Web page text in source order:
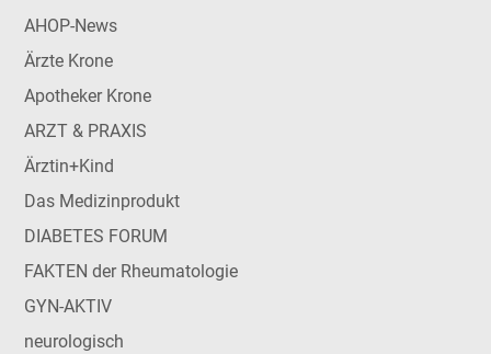
AHOP-News
Ärzte Krone
Apotheker Krone
ARZT & PRAXIS
Ärztin+Kind
Das Medizinprodukt
DIABETES FORUM
FAKTEN der Rheumatologie
GYN-AKTIV
neurologisch